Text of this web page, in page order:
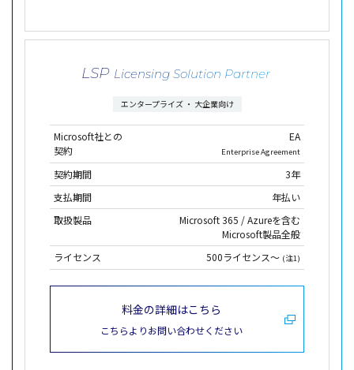
LSP Licensing Solution Partner
エンタープライズ ・ 大企業向け
Microsoft社との
契約
EA
Enterprise Agreement
契約期間
3年
支払期間
年払い
取扱製品
Microsoft 365 / Azureを含む
Microsoft製品全般
ライセンス
500ライセンス～ (注1)
料金の詳細はこちら
こちらよりお問い合わせください